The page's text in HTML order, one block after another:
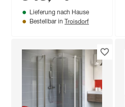
cm
Lieferung nach Hause
Bestellbar in Troisdorf